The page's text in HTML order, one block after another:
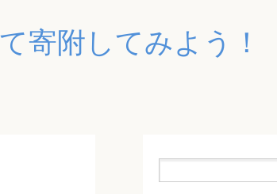
寄附してみよう！